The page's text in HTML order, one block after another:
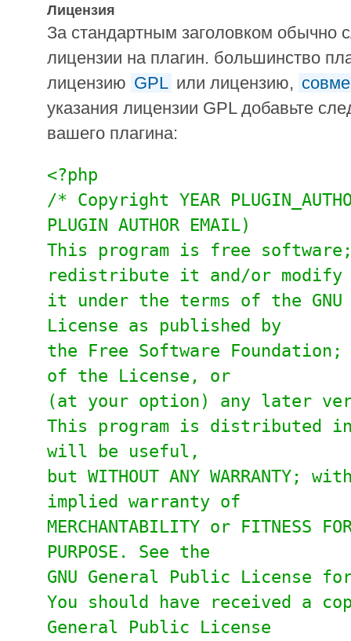
Лицензия
За стандартным заголовком обычно
лицензии на плагин. большинство
лицензию GPL или лицензию,
указания лицензии GPL добавьте
вашего плагина:
<?php
/* Copyright YEAR
PLUGIN AUTHOR EMAIL)
This program is free
redistribute it and/or modify
it under the terms of the GNU
License as published by
the Free Software
of the License, or
(at your option) any later
This program is distributed
will be useful,
but WITHOUT ANY WARRANTY;
implied warranty of
MERCHANTABILITY or FITNESS
PURPOSE. See the
GNU General Public License
You should have received a
General Public License